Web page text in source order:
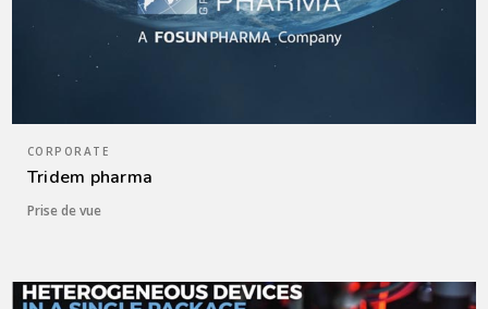
CORPORATE
Tridem pharma
Prise de vue